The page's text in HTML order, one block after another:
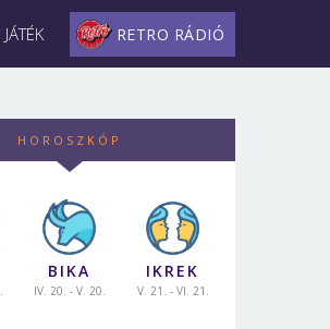
JÁTÉK RETRO RÁDIÓ
HOROSZKÓP
BIKA
IV. 20. - V. 20.
IKREK
V. 21. - VI. 21.